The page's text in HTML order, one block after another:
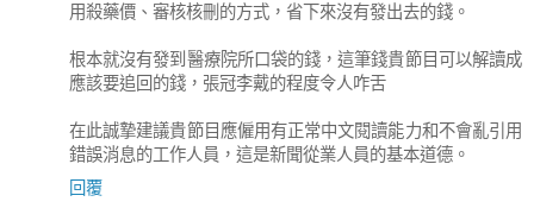
用殺藥價、審核核刪的方式，省下來沒有發出去的錢。
根本就沒有發到醫療院所口袋的錢，這筆錢貴節目可以解讀成
應該要追回的錢，張冠李戴的程度令人咋舌
在此誠摯建議貴節目應僱用有正常中文閱讀能力和不會亂引用
錯誤消息的工作人員，這是新聞從業人員的基本道德。
回覆